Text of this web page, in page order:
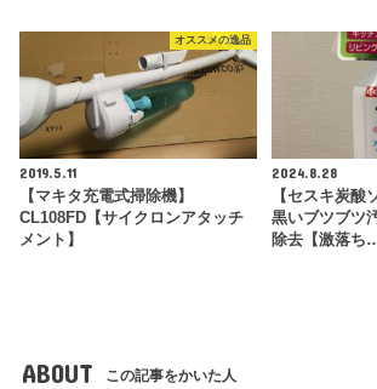
オススメの逸品
2019.5.11
【マキタ充電式掃除機】
CL108FD【サイクロンアタッチ
メント】
2024.8.28
【セスキ炭酸
黒いブツブツ
除去【激落ち
ABOUT この記事をかいた人